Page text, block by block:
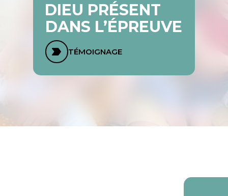
DIEU PRÉSENT
DANS L’ÉPREUVE
TÉMOIGNAGE